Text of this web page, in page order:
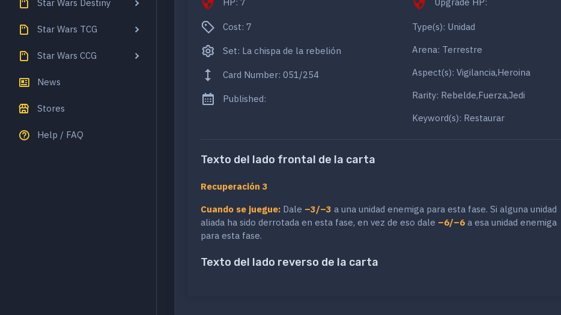
Star Wars Destiny
Star Wars TCG
Star Wars CCG
News
Stores
Help / FAQ
HP: 7
Cost: 7
Set: La chispa de la rebelión
Card Number: 051/254
Published:
Upgrade HP:
Type(s): Unidad
Arena: Terrestre
Aspect(s): Vigilancia,Heroina
Rarity: Rebelde,Fuerza,Jedi
Keyword(s): Restaurar
Texto del lado frontal de la carta
Recuperación 3
Cuando se juegue: Dale –3/–3 a una unidad enemiga para esta fase. Si alguna unidad
aliada ha sido derrotada en esta fase, en vez de eso dale –6/–6 a esa unidad enemiga
para esta fase.
Texto del lado reverso de la carta